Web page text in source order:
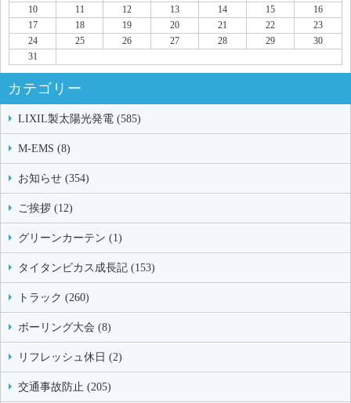
10
11 12 13 14 15
16
17
18 19 20 21 22
23
24
25 26 27 28 29
30
31
カテゴリー
LIXIL製太陽光発電 (585)
M-EMS (8)
お知らせ (354)
ご挨拶 (12)
グリーンカーテン (1)
タイタンビカス成長記 (153)
トラック (260)
ボーリング大会 (8)
リフレッシュ休日 (2)
交通事故防止 (205)